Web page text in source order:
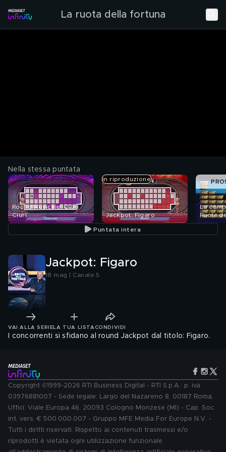
La ruota della fortuna
Nella stessa puntata
Round Musicale: Ciuri
Ciuri
in riproduzione
Jackpot: Figaro
La
Ruota
Puntata intera
Jackpot: Figaro
18 mag | Canale 5
VAI ALLA SERIE LA TUA LISTA CONDIVIDI
I concorrenti si sfidano al round Jackpot dal titolo: Figaro.
Copyright ©1999-2026 RTI Business Digital - RTI S.p.A.: p. iva
03976881007 - Sede legale: Largo del Nazareno 8, 00187 Roma.
Uffici: Viale Europa 46, 20093 Cologno Monzese (MI) - Cap. Soc.
int. vers. € 500.000.007 - Gruppo MFE Media For Europe N.V. -
Tutti i diritti riservati. Rispetto ai contenuti trasmessi e/o
riprodotti è vietata ogni utilizzazione funzionale